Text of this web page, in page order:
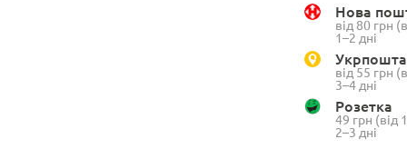
Нова
від 80 грн
1–2 дні
Укрпошта
від 55 грн
3–4 дні
Розетка
49 грн (від
2–3 дні